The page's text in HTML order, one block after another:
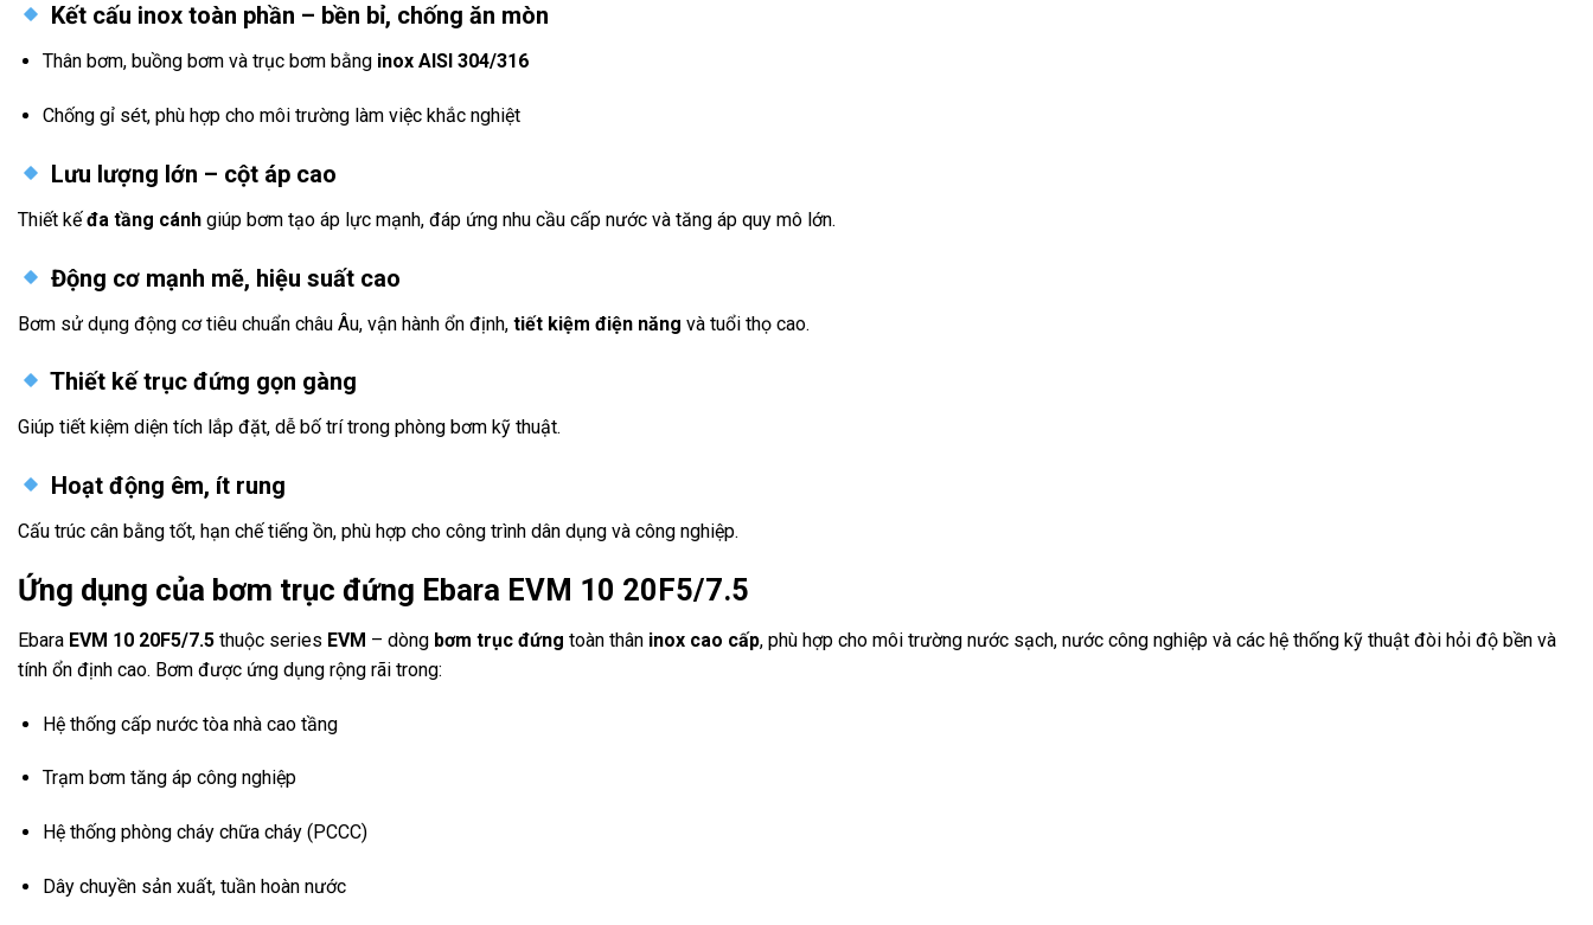
Kết cấu inox toàn phần – bền bỉ, chống ăn mòn
Thân bơm, buồng bơm và trục bơm bằng inox AISI 304/316
Chống gỉ sét, phù hợp cho môi trường làm việc khắc nghiệt
Lưu lượng lớn – cột áp cao
Thiết kếđa tầng cánh giúp bơm tạo áp lực mạnh, đáp ứng nhu cầu cấp nước và tăng áp quy mô lớn.
Động cơ mạnh mẽ, hiệu suất cao
Bơm sử dụng động cơ tiêu chuẩn châu Âu, vận hành ổn định, tiết kiệm điện năng và tuổi thọ cao.
Thiết kế trục đứng gọn gàng
Giúp tiết kiệm diện tích lắp đặt, dễ bố trí trong phòng bơm kỹ thuật.
Hoạt động êm, ít rung
Cấu trúc cân bằng tốt, hạn chế tiếng ồn, phù hợp cho công trình dân dụng và công nghiệp.
Ứng dụng của bơm trục đứng Ebara EVM 10 20F5/7.5
Ebara EVM 10 20F5/7.5 thuộc series EVM – dòng bơm trục đứng toàn thân inox cao cấp, phù hợp cho môi trường nước sạch, nước công nghiệp và các hệ thống kỹ thuật đòi hỏi độ bền và
tính ổn định cao. Bơm được ứng dụng rộng rãi trong:
Hệ thống cấp nước tòa nhà cao tầng
Trạm bơm tăng áp công nghiệp
Hệ thống phòng cháy chữa cháy (PCCC)
Dây chuyền sản xuất, tuần hoàn nước